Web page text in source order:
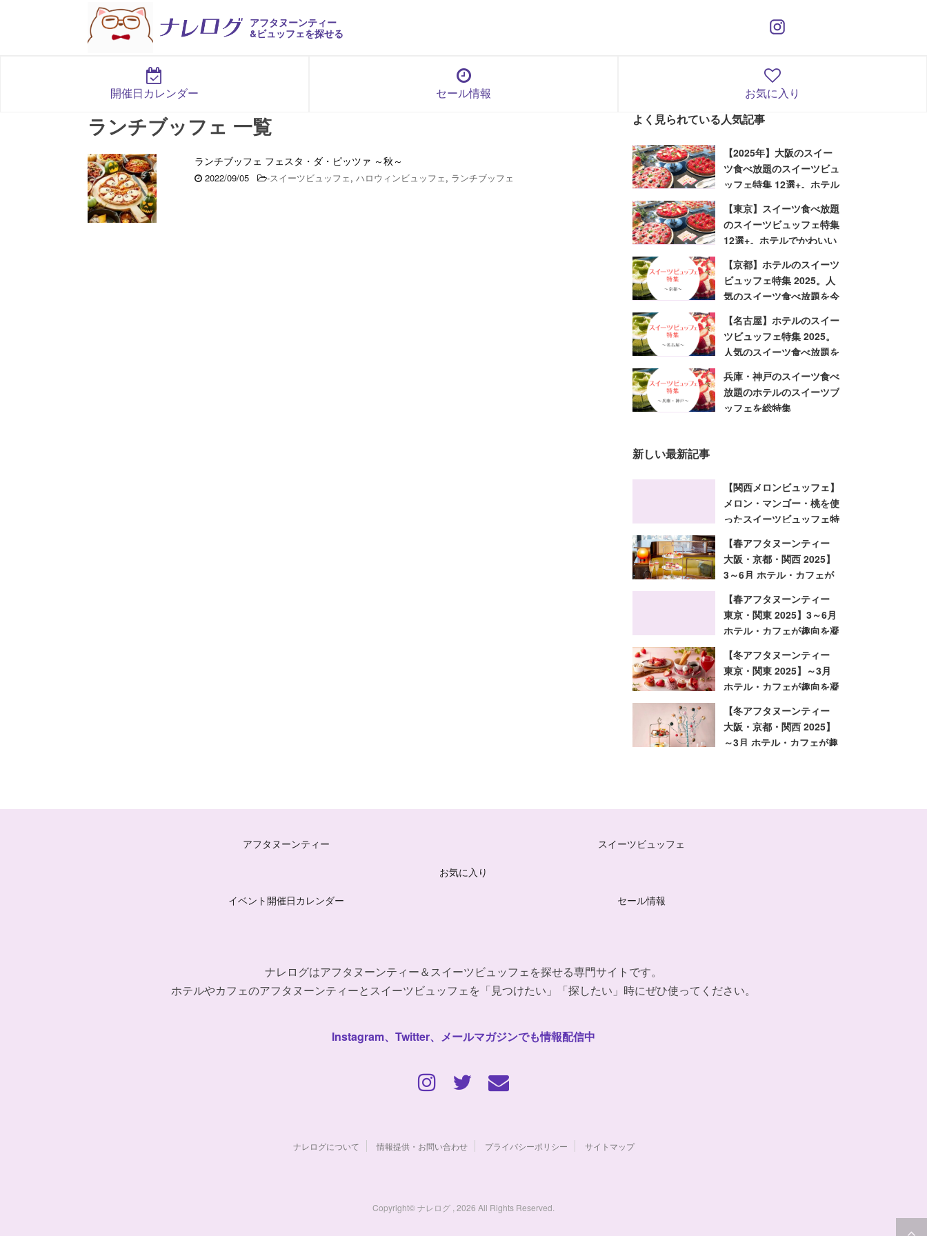
アフタヌーンティー
&ビュッフェを探せる
開催日カレンダー セール情報 お気に入り
ランチブッフェ 一覧
ランチブッフェ フェスタ・ダ・ピッツァ ～秋～
2022/09/05 -スイーツビュッフェ, ハロウィンビュッフェ, ランチブッフェ
よく見られている人気記事
【2025年】大阪のスイー
ツ食べ放題のスイーツビュ
ッフェ特集 12選+。ホテル
でかわいいスイーツを堪能
しよう
【東京】スイーツ食べ放題
のスイーツビュッフェ特集
12選+。ホテルでかわいい
スイーツを堪能しよう
【京都】ホテルのスイーツ
ビュッフェ特集 2025。人
気のスイーツ食べ放題を今
すぐ予約
【名古屋】ホテルのスイー
ツビュッフェ特集 2025。
人気のスイーツ食べ放題を
今すぐ予約
兵庫・神戸のスイーツ食べ
放題のホテルのスイーツブ
ッフェを総特集
新しい最新記事
【関西メロンビュッフェ】
メロン・マンゴー・桃を使
ったスイーツビュッフェ特
集 2025！大阪・京都・兵
庫
【春アフタヌーンティー
大阪・京都・関西 2025】
3～6月 ホテル・カフェが
趣向を凝らした旬のアフタ
ヌーンティー
【春アフタヌーンティー
東京・関東 2025】3～6月
ホテル・カフェが趣向を凝
らした旬のアフタヌーンテ
ィー
【冬アフタヌーンティー
東京・関東 2025】～3月
ホテル・カフェが趣向を凝
らした旬のアフタヌーンテ
ィー
【冬アフタヌーンティー
大阪・京都・関西 2025】
～3月 ホテル・カフェが趣
アフタヌーンティー スイーツビュッフェ
お気に入り
イベント開催日カレンダー セール情報
ナレログはアフタヌーンティー＆スイーツビュッフェを探せる専門サイトです。
ホテルやカフェのアフタヌーンティーとスイーツビュッフェを「見つけたい」「探したい」時にぜひ使ってください。
Instagram、Twitter、メールマガジンでも情報配信中
ナレログについて 情報提供・お問い合わせ プライバシーポリシー サイトマップ
Copyright© ナレログ , 2026 All Rights Reserved.